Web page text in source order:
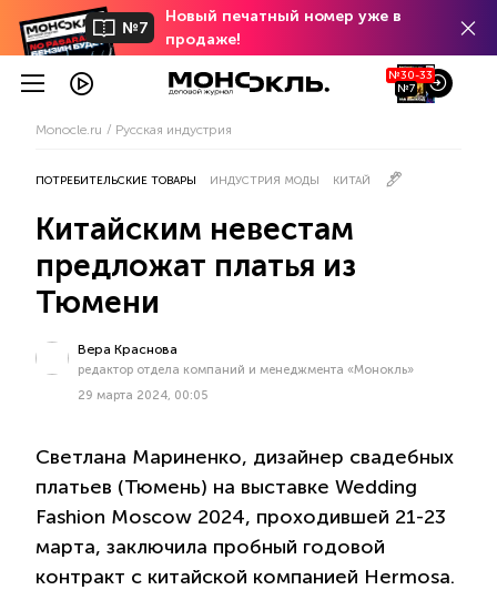
№7
Новый печатный номер уже в
продаже!
№30-33
№7
Monocle.ru Русская индустрия
ПОТРЕБИТЕЛЬСКИЕ ТОВАРЫ ИНДУСТРИЯ МОДЫ КИТАЙ
Китайским невестам
предложат платья из
Тюмени
Вера Краснова
редактор отдела компаний и менеджмента «Монокль»
29 марта 2024, 00:05
Светлана Мариненко, дизайнер свадебных
платьев (Тюмень) на выставке Wedding
Fashion Moscow 2024, проходившей 21-23
марта, заключила пробный годовой
контракт с китайской компанией Hermosa.